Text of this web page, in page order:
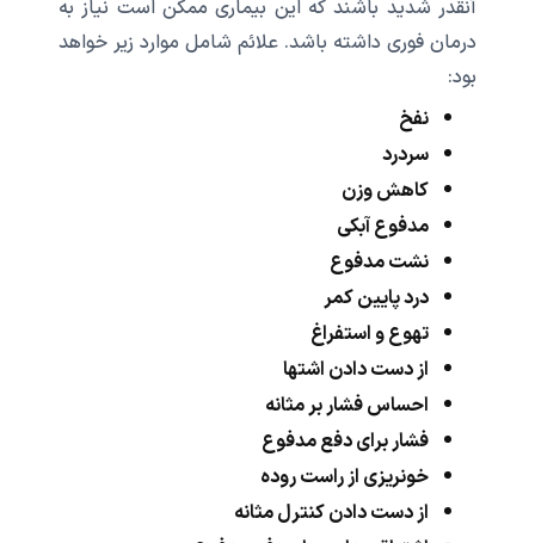
آنقدر شدید باشند که این بیماری ممکن است نیاز به
درمان فوری داشته باشد. علائم شامل موارد زیر خواهد
بود:
نفخ
سردرد
کاهش وزن
مدفوع آبکی
نشت مدفوع
درد پایین کمر
تهوع و استفراغ
از دست دادن اشتها
احساس فشار بر مثانه
فشار برای دفع مدفوع
خونریزی از راست روده
از دست دادن کنترل مثانه